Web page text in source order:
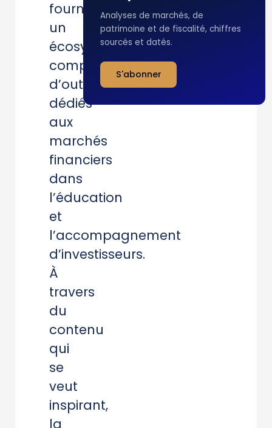
fournit
un
écosystème
complet
d’outils
dédiés
aux
marchés
financiers
dans
l’éducation
et
l’accompagnement
d’investisseurs.
À
travers
du
contenu
qui
se
veut
inspirant,
la
Analyses de marchés, de
patrimoine et de fiscalité, chiffres
sourcés et datés.
S'abonner